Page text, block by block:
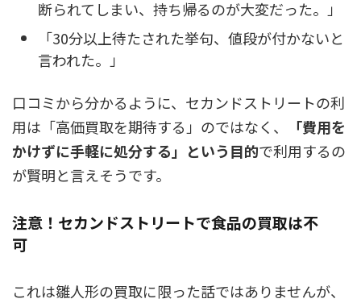
断られてしまい、持ち帰るのが大変だった。」
「30分以上待たされた挙句、値段が付かないと
言われた。」
口コミから分かるように、セカンドストリートの利
用は「高価買取を期待する」のではなく、
「費用を
かけずに手軽に処分する」という目的で利用するの
が賢明と言えそうです。
注意！セカンドストリートで食品の買取は不
可
これは雛人形の買取に限った話ではありませんが、